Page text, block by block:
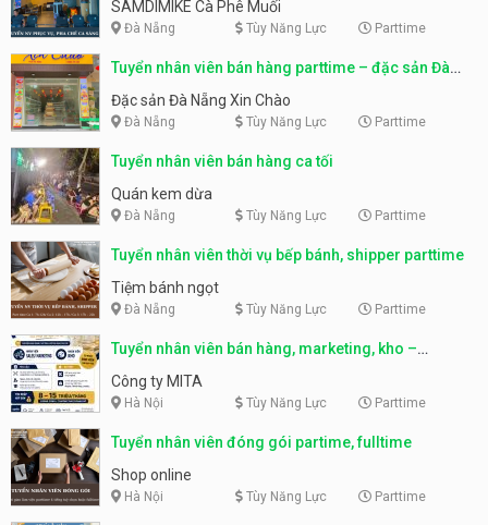
SAMDIMIKE Cà Phê Muối
Đà Nẵng Tùy Năng Lực Parttime
Tuyển nhân viên bán hàng parttime – đặc sản Đà
Nẵng
Đặc sản Đà Nẵng Xin Chào
Đà Nẵng Tùy Năng Lực Parttime
Tuyển nhân viên bán hàng ca tối
Quán kem dừa
Đà Nẵng Tùy Năng Lực Parttime
Tuyển nhân viên thời vụ bếp bánh, shipper parttime
Tiệm bánh ngọt
Đà Nẵng Tùy Năng Lực Parttime
Tuyển nhân viên bán hàng, marketing, kho –
parttime, fulltime
Công ty MITA
Hà Nội Tùy Năng Lực Parttime
Tuyển nhân viên đóng gói partime, fulltime
Shop online
Hà Nội Tùy Năng Lực Parttime